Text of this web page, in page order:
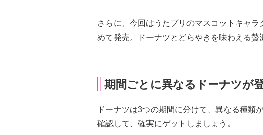
さらに、今回はうたプリのマスコットキャ
めて発売。ドーナツとどらやきを味わえる贅
期間ごとに異なるドーナツが
ドーナツは3つの期間に分けて、異なる種類
確認して、確実にゲットしましょう。